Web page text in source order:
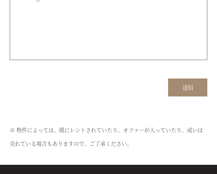
※ 物件によっては、既にレントされていたり、オファーが入っていたり、或いは
売れている場合もありますので、ご了承ください。